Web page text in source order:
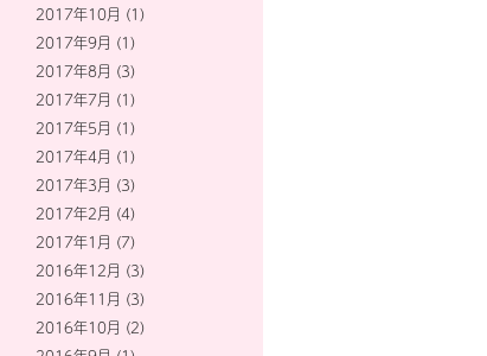
2017年10月 (1)
2017年9月 (1)
2017年8月 (3)
2017年7月 (1)
2017年5月 (1)
2017年4月 (1)
2017年3月 (3)
2017年2月 (4)
2017年1月 (7)
2016年12月 (3)
2016年11月 (3)
2016年10月 (2)